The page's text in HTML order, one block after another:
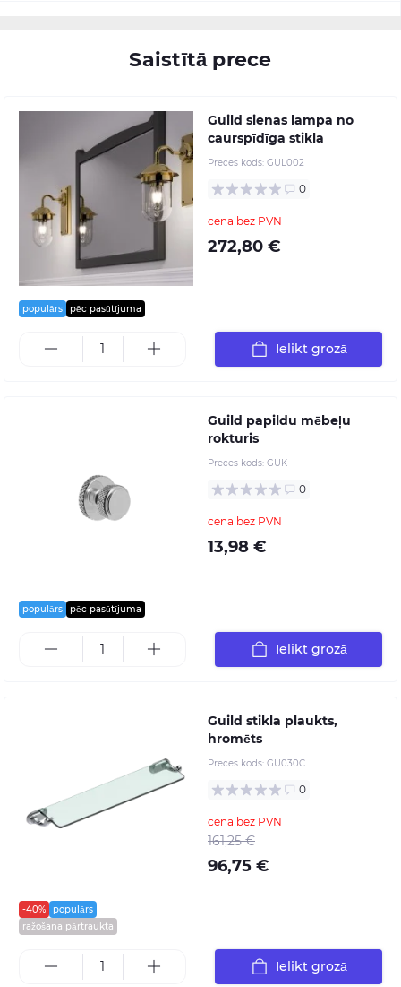
Saistītā prece
populārs pēc pasūtījuma
Guild sienas lampa no
caurspīdīga stikla
Preces kods: GUL002
0
cena bez PVN
272,80 €
Ielikt grozā
populārs pēc pasūtījuma
Guild papildu mēbeļu
rokturis
Preces kods: GUK
0
cena bez PVN
13,98 €
Ielikt grozā
-40%
populārs
ražošana pārtraukta
Guild stikla plaukts,
hromēts
Preces kods: GU030C
0
cena bez PVN
161,25 €
96,75 €
Ielikt grozā